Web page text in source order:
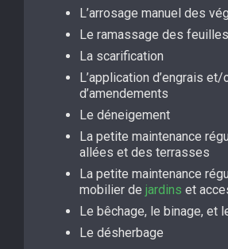
L’arrosage manuel des
Le ramassage des feuilles
La scarification
L’application d’engrais et/
d’amendements
Le déneigement
La petite maintenance
allées et des terrasses
La petite maintenance
mobilier de jardins et
Le bêchage, le binage, et
Le désherbage